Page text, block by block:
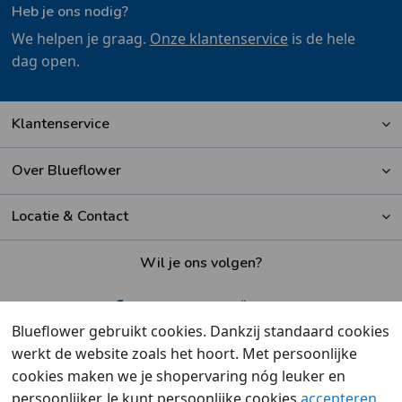
Heb je ons nodig?
We helpen je graag. Onze klantenserviceis de hele
dag open.
Klantenservice
Over Blueflower
Locatie & Contact
Wil je ons volgen?
door klanten
Blueflower gebruikt cookies. Dankzij standaard cookies
werkt de website zoals het hoort. Met persoonlijke
cookies maken we je shopervaring nóg leuker en